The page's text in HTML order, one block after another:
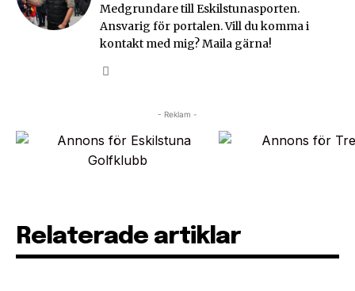
Medgrundare till Eskilstunasporten.
Ansvarig för portalen. Vill du komma i
kontakt med mig? Maila gärna!
- Reklam -
Relaterade artiklar